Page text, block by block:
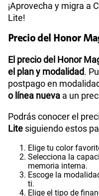
¡Aprovecha y migra a
Lite!
Precio del Honor
El precio del Honor
el plan y modalidad.
postpago en
o línea nueva a un
Podrás conocer el
Lite siguiendo estos
Elige tu color
Selecciona la
memoria interna.
Escoge la
ti.
Elige el tipo de